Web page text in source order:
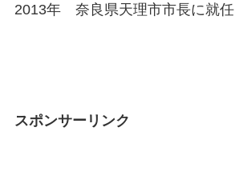
2013年 奈良県天理市市長に就任
スポンサーリンク